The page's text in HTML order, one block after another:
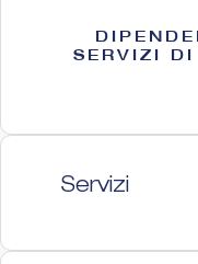
SERVIZI
Servizi